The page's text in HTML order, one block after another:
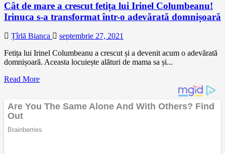
Cât de mare a crescut fetița lui Irinel Columbeanu!
Irinuca s-a transformat într-o adevărată domnișoară
Țîrlă Bianca
septembrie 27, 2021
Fetița lui Irinel Columbeanu a crescut și a devenit acum o adevărată
domnișoară. Aceasta locuiește alături de mama sa și...
Read More